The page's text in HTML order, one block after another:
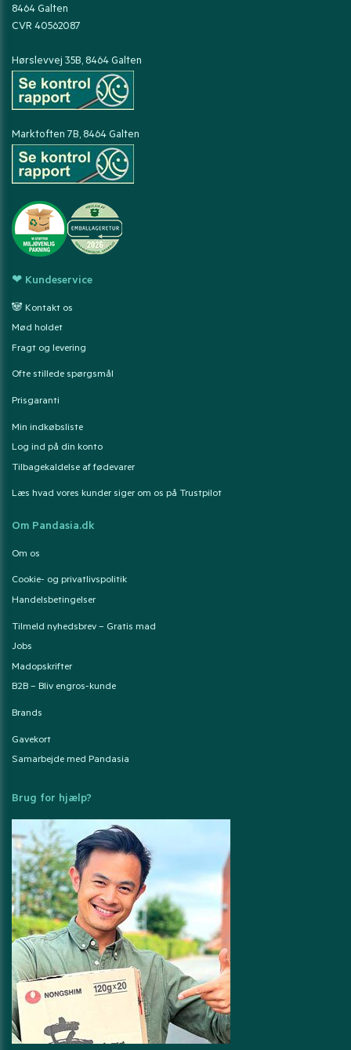
8464 Galten
CVR 40562087
Hørslevvej 35B, 8464 Galten
Marktoften 7B, 8464 Galten
❤ Kundeservice
🐼 Kontakt os
Mød holdet
Fragt og levering
Ofte stillede spørgsmål
Prisgaranti
Min indkøbsliste
Log ind på din konto
Tilbagekaldelse af fødevarer
Læs hvad vores kunder siger om os på Trustpilot
Om Pandasia.dk
Om os
Cookie- og privatlivspolitik
Handelsbetingelser
Tilmeld nyhedsbrev – Gratis mad
Jobs
Madopskrifter
B2B – Bliv engros-kunde
Brands
Gavekort
Samarbejde med Pandasia
Brug for hjælp?